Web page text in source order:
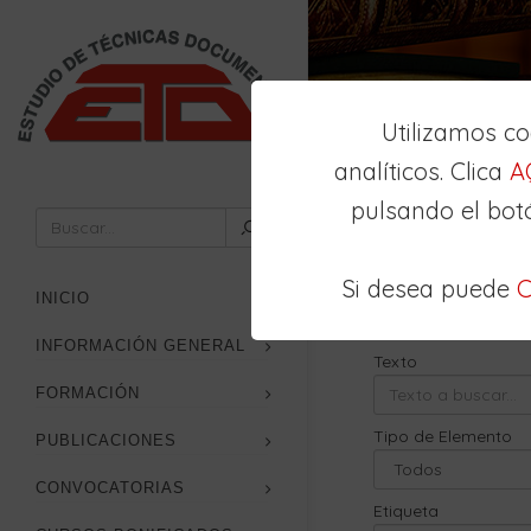
Utilizamos
analíticos. Clica
pulsando el
Si desea puede
INICIO
INFORMACIÓN GENERAL
FORMACIÓN
PUBLICACIONES
CONVOCATORIAS
Búsqueda
Texto
Tipo de Elemento
Etiqueta